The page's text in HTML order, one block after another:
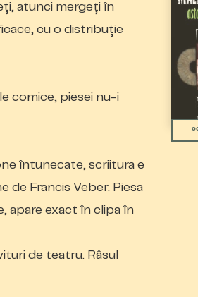
atunci mergeţi în
cu o distribuţie
comice, piesei nu-i
întunecate, scriitura e
de Francis Veber. Piesa
apare exact în clipa în
de teatru. Râsul